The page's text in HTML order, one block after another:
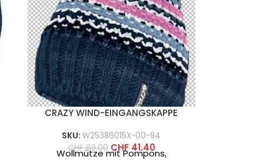
CRAZY WIND-EINGANGSKAPPE
SKU:W25386015X-00-94
CHF69.00 CHF41.40
Wollmütze mit Pompons,